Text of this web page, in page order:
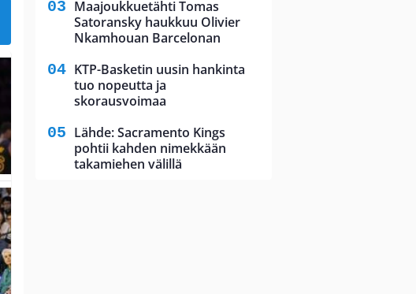
Maajoukkuetähti Tomas
Satoransky haukkuu Olivier
Nkamhouan Barcelonan
KTP-Basketin uusin hankinta
tuo nopeutta ja
skorausvoimaa
Lähde: Sacramento Kings
pohtii kahden nimekkään
takamiehen välillä